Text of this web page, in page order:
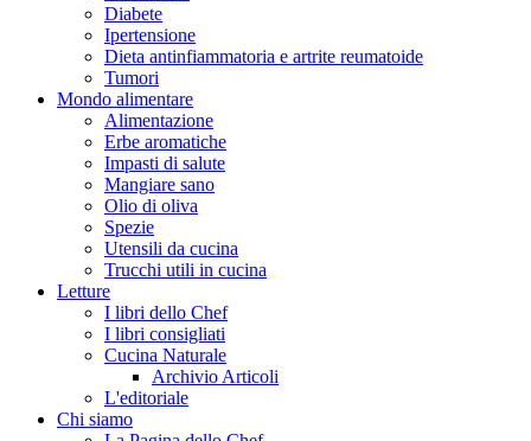
Diabete
Ipertensione
Dieta antinfiammatoria e artrite reumatoide
Tumori
Mondo alimentare
Alimentazione
Erbe aromatiche
Impasti di salute
Mangiare sano
Olio di oliva
Spezie
Utensili da cucina
Trucchi utili in cucina
Letture
I libri dello Chef
I libri consigliati
Cucina Naturale
Archivio Articoli
L'editoriale
Chi siamo